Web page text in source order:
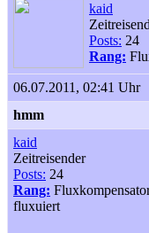
kaid
Posts: 24
Rang:
06.07.2011, 02:41 Uhr
hmm
kaid
Zeitreisender
Posts: 24
Rang:
fluxuiert